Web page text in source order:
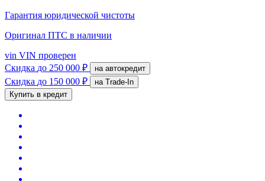
Гарантия юридической чистоты
Оригинал ПТС в наличии
vin VIN проверен
Скидка до 250 000 ₽ на автокредит
Скидка до 150 000 ₽
на Trade-In
Купить в кредит